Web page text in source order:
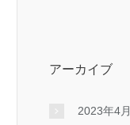
アーカイブ
2023年4月